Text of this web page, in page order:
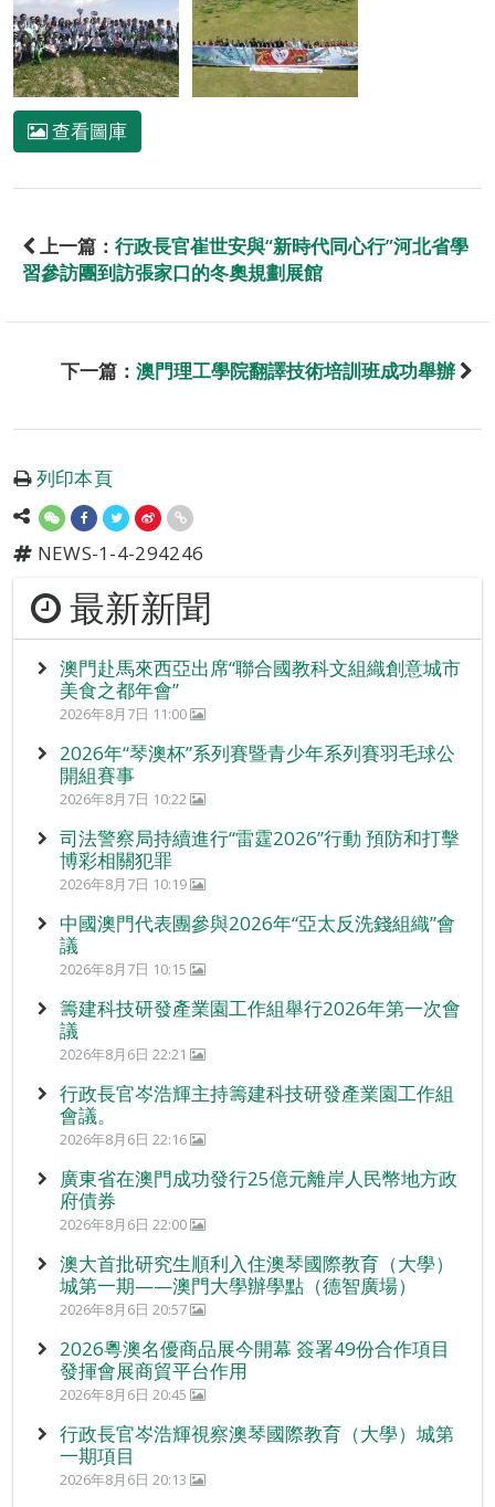
查看圖庫
上一篇： 行政長官崔世安與“新時代同心行”河北省學
習參訪團到訪張家口的冬奧規劃展館
下一篇： 澳門理工學院翻譯技術培訓班成功舉辦
列印本頁
NEWS-1-4-294246
最新新聞
澳門赴馬來西亞出席“聯合國教科文組織創意城市
美食之都年會”
2026年8月7日 11:00
2026年“琴澳杯”系列賽暨青少年系列賽羽毛球公
開組賽事
2026年8月7日 10:22
司法警察局持續進行“雷霆2026”行動 預防和打擊
博彩相關犯罪
2026年8月7日 10:19
中國澳門代表團參與2026年“亞太反洗錢組織”會
議
2026年8月7日 10:15
籌建科技研發產業園工作組舉行2026年第一次會
議
2026年8月6日 22:21
行政長官岑浩輝主持籌建科技研發產業園工作組
會議。
2026年8月6日 22:16
廣東省在澳門成功發行25億元離岸人民幣地方政
府債券
2026年8月6日 22:00
澳大首批研究生順利入住澳琴國際教育（大學）
城第一期——澳門大學辦學點（德智廣場）
2026年8月6日 20:57
2026粵澳名優商品展今開幕 簽署49份合作項目
發揮會展商貿平台作用
2026年8月6日 20:45
行政長官岑浩輝視察澳琴國際教育（大學）城第
一期項目
2026年8月6日 20:13